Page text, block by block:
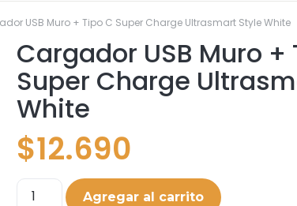
USB Muro + Tipo C Super Charge Ultrasmart Style White
Cargador USB Muro +
Super Charge
White
$12.690
Agregar al carrito